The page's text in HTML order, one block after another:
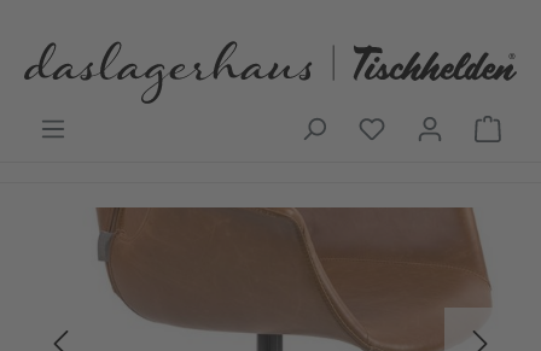
Bildergalerie überspringen